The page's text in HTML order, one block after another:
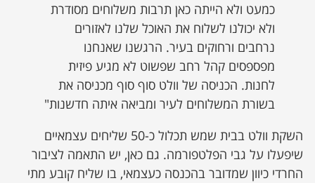
כמעט ולא הייתה כאן תרבות משלוחים מסודרת
ולא יכולנו לשלוח את האוכל שלנו לאזורים
נרחבים ורחוקים בעיר. הרגשנו שאנחנו
מפספסים קהל רחב שפשוט לא מגיע פיזית
לחנות. הכניסה של וולט סוף סוף מכניסה את
בשורת המשלוחים לעיר ומביאה איתה חדשנות"
השקת וולט בבית שמש תכלול כ-50 שליחים עצמאיים
שיפעלו על גבי הפלטפורמה. גם כאן, יש התאמה לציבור
החרדי כיוון שמדובר בהכנסה כעצמאי, בו שליח קובע מתי